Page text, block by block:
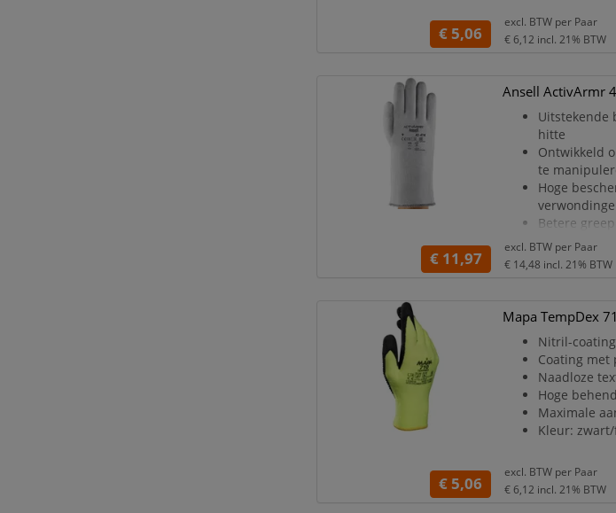
€ 5,06
excl. BTW per Paar
€ 6,12 incl. 21% BTW
Ansell ActivArmr
Uitstekende
hitte
Ontwikkeld
te
Hoge
Betere
Comfortabel
binnenzijde in
polyester/
Lengte: 330
Kleur: grijs
€ 11,97
excl. BTW per Paar
€ 14,48 incl. 21% BTW
Mapa TempDex
Nitril-coating
Coating
Naadloze
Hoge
Maximale
Kleur:
€ 5,06
excl. BTW per Paar
€ 6,12 incl. 21% BTW